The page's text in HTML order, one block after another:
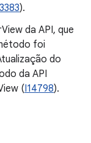
).
da API, que
foi
do
da API
(I14798).